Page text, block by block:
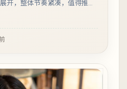
开，整体节奏紧凑，值得推荐